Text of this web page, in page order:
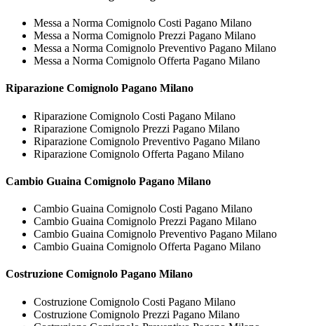
Messa a Norma Comignolo Costi Pagano Milano
Messa a Norma Comignolo Prezzi Pagano Milano
Messa a Norma Comignolo Preventivo Pagano Milano
Messa a Norma Comignolo Offerta Pagano Milano
Riparazione Comignolo Pagano Milano
Riparazione Comignolo Costi Pagano Milano
Riparazione Comignolo Prezzi Pagano Milano
Riparazione Comignolo Preventivo Pagano Milano
Riparazione Comignolo Offerta Pagano Milano
Cambio Guaina Comignolo Pagano Milano
Cambio Guaina Comignolo Costi Pagano Milano
Cambio Guaina Comignolo Prezzi Pagano Milano
Cambio Guaina Comignolo Preventivo Pagano Milano
Cambio Guaina Comignolo Offerta Pagano Milano
Costruzione Comignolo Pagano Milano
Costruzione Comignolo Costi Pagano Milano
Costruzione Comignolo Prezzi Pagano Milano